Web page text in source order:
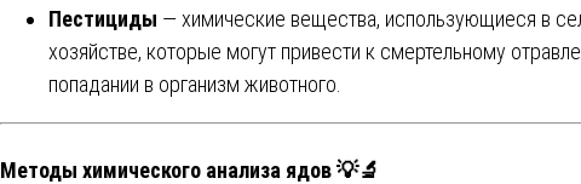
Пестициды — химические вещества, использующиеся в
хозяйстве, которые могут привести к смертельному
попадании в организм животного.
Методы химического анализа ядов 💡🔬